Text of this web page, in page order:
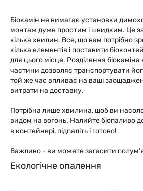
Біокамін не вимагає установки
монтаж дуже простим і швидким. Це
кілька хвилин. Все, що вам потрібно
кілька елементів і поставити
для цього місце. Розділення біокаміна
частини дозволяє транспортувати
той же час впливає на ваші
витрати на доставку.
Потрібна лише хвилина, щоб ви
видом на вогонь. Налийте біопаливо
в контейнері, підпаліть і готово!
Важливо - ви можете загасити
Екологічне опалення